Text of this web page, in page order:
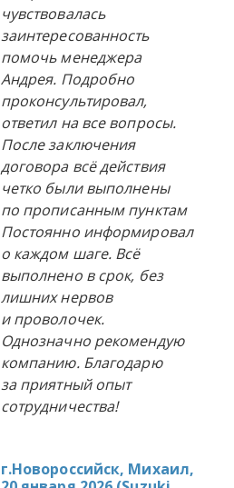
чувствовалась
заинтересованность
помочь менеджера
Андрея. Подробно
проконсультировал,
ответил на все вопросы.
После заключения
договора всё действия
четко были выполнены
по прописанным пунктам
Постоянно информировал
о каждом шаге. Всё
выполнено в срок, без
лишних нервов
и проволочек.
Однозначно рекомендую
компанию. Благодарю
за приятный опыт
сотрудничества!
г.Новороссийск, Михаил,